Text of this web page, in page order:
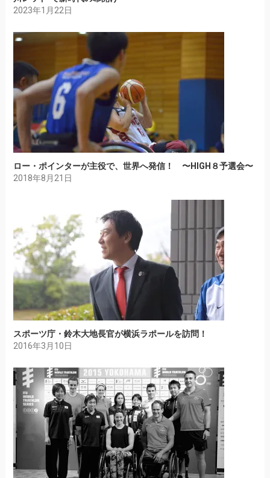
2023年1月22日
ロー・ポインターが主役で、世界へ発信！ 〜HIGH８予選会〜
2018年8月21日
スポーツ庁・鈴木大地長官が横浜ラポールを訪問！
2016年3月10日